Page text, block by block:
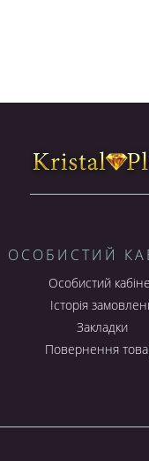
ОСОБИСТИЙ
Особистий
Історія
Закладки
Повернення